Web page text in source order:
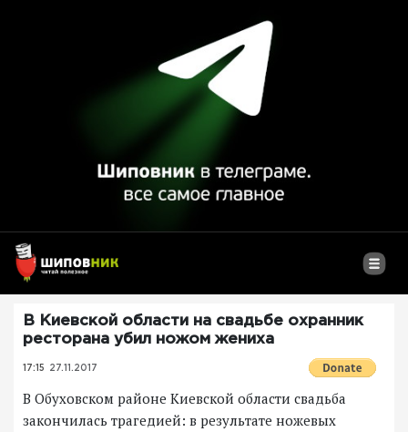
В Киевской области на свадьбе охранник
ресторана убил ножом жениха
17:15 27.11.2017
В Обуховском районе Киевской области свадьба
закончилась трагедией: в результате ножевых